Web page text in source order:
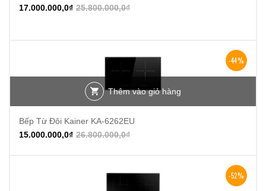
25.800.000,0₫
17.000.000,0₫
-44%
Thêm vào giỏ hàng
Bếp Từ Đôi Kainer KA-6262EU
26.800.000,0₫
15.000.000,0₫
-52%